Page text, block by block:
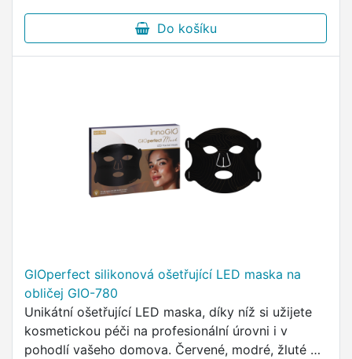
Do košíku
GIOperfect silikonová ošetřující LED maska na
obličej GIO-780
Unikátní ošetřující LED maska, díky níž si užijete
kosmetickou péči na profesionální úrovni i v
pohodlí vašeho domova. Červené, modré, žluté a